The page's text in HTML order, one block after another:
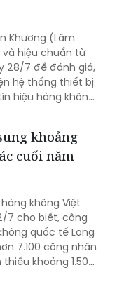
Khương (Lâm
hiệu chuẩn từ
28/7 để đánh giá,
hệ thống thiết bị
hiệu hàng không
thác trở lại vào
khoảng
cuối năm
không Việt
7 cho biết, công
quốc tế Long
7.100 công nhân
khoảng 1.500